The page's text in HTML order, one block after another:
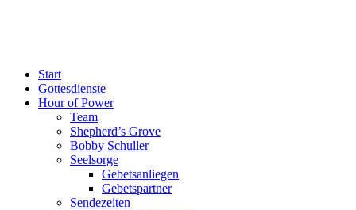
Start
Gottesdienste
Hour of Power
Team
Shepherd’s Grove
Bobby Schuller
Seelsorge
Gebetsanliegen
Gebetspartner
Sendezeiten